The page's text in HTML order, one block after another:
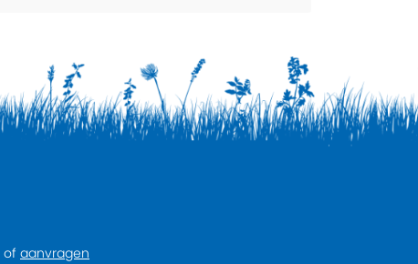
of aanvragen